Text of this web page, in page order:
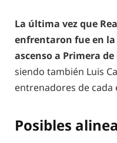
La última vez que
enfrentaron fue en la
ascenso a Primera
siendo también Luis
entrenadores de cada
Posibles